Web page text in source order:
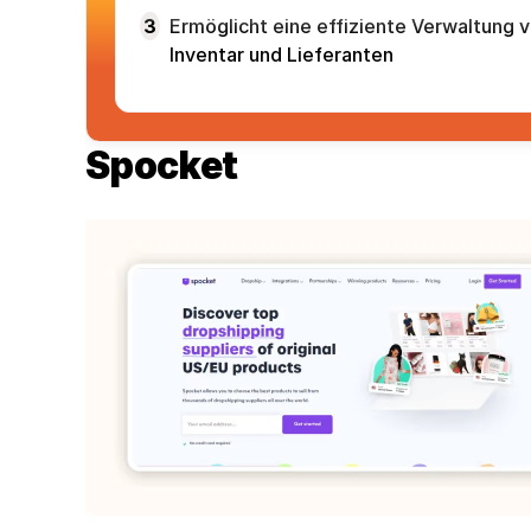
3
Ermöglicht eine effiziente Verwaltung
Inventar und Lieferanten
Spocket